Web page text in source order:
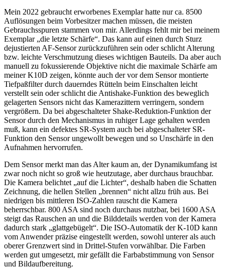
Mein 2022 gebraucht erworbenes Exemplar hatte nur ca. 8500
Auflösungen beim Vorbesitzer machen müssen, die meisten
Gebrauchsspuren stammen von mir. Allerdings fehlt mir bei meinem
Exemplar „die letzte Schärfe“. Das kann auf einen durch Sturz
dejustierten AF-Sensor zurückzuführen sein oder schlicht Alterung
bzw. leichte Verschmutzung dieses wichtigen Bauteils. Da aber auch
manuell zu fokussierende Objektive nicht die maximale Schärfe am
meiner K10D zeigen, könnte auch der vor dem Sensor montierte
Tiefpaßfilter durch dauerndes Rütteln beim Einschalten leicht
verstellt sein oder schlicht die Antishake-Funktion des beweglich
gelagerten Sensors nicht das Kamerazittern verringern, sondern
vergrößern. Da bei abgeschalteter Shake-Reduktion-Funktion der
Sensor durch den Mechanismus in ruhiger Lage gehalten werden
muß, kann ein defektes SR-System auch bei abgeschalteter SR-
Funktion den Sensor ungewollt bewegen und so Unschärfe in den
Aufnahmen hervorrufen.
Dem Sensor merkt man das Alter kaum an, der Dynamikumfang ist
zwar noch nicht so groß wie heutzutage, aber durchaus brauchbar.
Die Kamera belichtet „auf die Lichter“, deshalb haben die Schatten
Zeichnung, die hellen Stellen „brennen“ nicht allzu früh aus. Bei
niedrigen bis mittleren ISO-Zahlen rauscht die Kamera
beherrschbar. 800 ASA sind noch durchaus nutzbar, bei 1600 ASA
steigt das Rauschen an und die Bilddetails werden von der Kamera
dadurch stark „glattgebügelt“. Die ISO-Automatik der K-10D kann
vom Anwender präzise eingestellt werden, sowohl unterer als auch
oberer Grenzwert sind in Drittel-Stufen vorwählbar. Die Farben
werden gut umgesetzt, mir gefällt die Farbabstimmung von Sensor
und Bildaufbereitung.